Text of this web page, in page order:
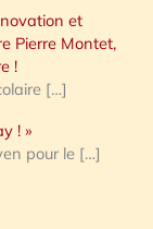
et
Pierre Montet,
!
[…]
! »
pour le […]